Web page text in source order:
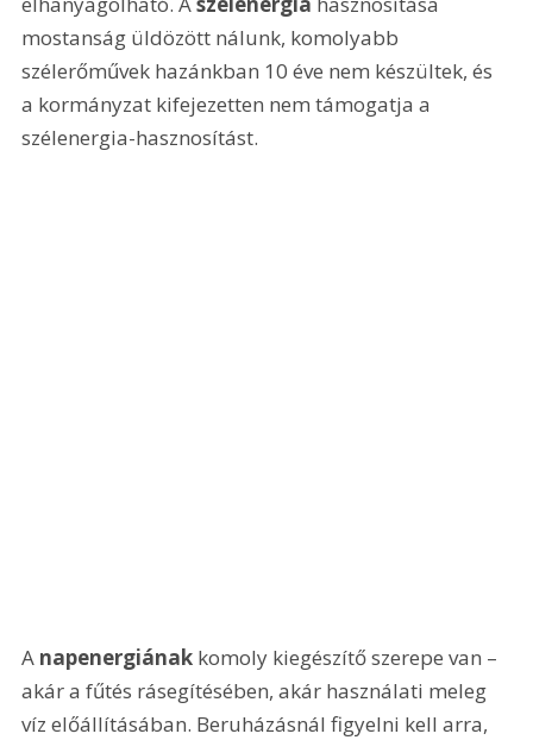
mostanság üldözött nálunk, komolyabb
szélerőművek hazánkban 10 éve nem készültek, és
a kormányzat kifejezetten nem támogatja a
szélenergia-hasznosítást.
A napenergiának komoly kiegészítő szerepe van –
akár a fűtés rásegítésében, akár használati meleg
víz előállításában. Beruházásnál figyelni kell arra,